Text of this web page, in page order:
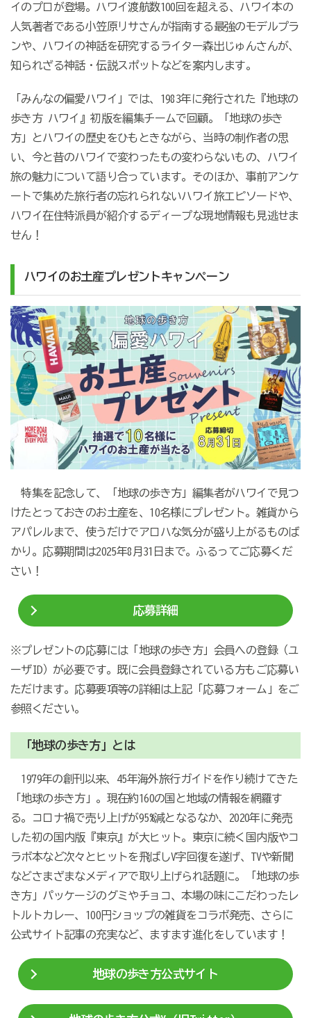
イのプロが登場。ハワイ渡航数100回を超える、ハワイ本の
人気著者である小笠原リサさんが指南する最強のモデルプラ
ンや、ハワイの神話を研究するライター森出じゅんさんが、
知られざる神話・伝説スポットなどを案内します。
「みんなの偏愛ハワイ」では、1983年に発行された『地球の
歩き方 ハワイ』初版を編集チームで回顧。「地球の歩き
方」とハワイの歴史をひもときながら、当時の制作者の思
い、今と昔のハワイで変わったもの変わらないもの、ハワイ
旅の魅力について語り合っています。そのほか、事前アンケ
ートで集めた旅行者の忘れられないハワイ旅エピソードや、
ハワイ在住特派員が紹介するディープな現地情報も見逃せま
せん！
ハワイのお土産プレゼントキャンペーン
特集を記念して、「地球の歩き方」編集者がハワイで見つ
けたとっておきのお土産を、10名様にプレゼント。雑貨から
アパレルまで、使うだけでアロハな気分が盛り上がるものば
かり。応募期間は2025年8月31日まで。ふるってご応募くだ
さい！
応募詳細
※プレゼントの応募には「地球の歩き方」会員への登録（ユ
ーザID）が必要です。既に会員登録されている方もご応募い
ただけます。応募要項等の詳細は上記「応募フォーム」をご
参照ください。
「地球の歩き方」とは
1979年の創刊以来、45年海外旅行ガイドを作り続けてきた
「地球の歩き方」。現在約160の国と地域の情報を網羅す
る。コロナ禍で売り上げが95%減となるなか、2020年に発売
した初の国内版『東京』が大ヒット。東京に続く国内版やコ
ラボ本など次々とヒットを飛ばしV字回復を遂げ、TVや新聞
などさまざまなメディアで取り上げられ話題に。「地球の歩
き方」パッケージのグミやチョコ、本場の味にこだわったレ
トルトカレー、100円ショップの雑貨をコラボ発売、さらに
公式サイト記事の充実など、ますます進化をしています！
地球の歩き方公式サイト